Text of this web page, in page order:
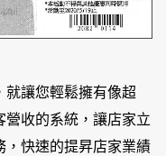
就讓您輕鬆擁有像超
營收的系統，讓店家立
，快速的提昇店家業績